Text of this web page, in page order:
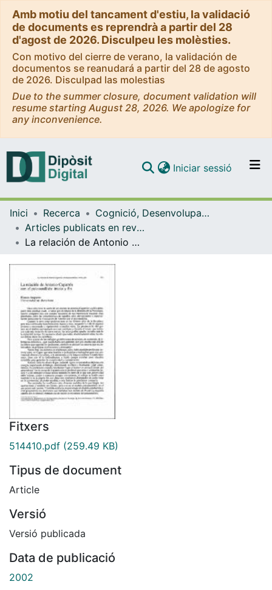
Amb motiu del tancament d'estiu, la validació
de documents es reprendrà a partir del 28
d'agost de 2026. Disculpeu les molèsties.
Con motivo del cierre de verano, la validación de
documentos se reanudará a partir del 28 de agosto
de 2026. Disculpad las molestias
Due to the summer closure, document validation will
resume starting August 28, 2026. We apologize for
any inconvenience.
Navega per tot el DD
Iniciar sessió (current)
Inici Recerca
Cognició, Desenvolupament i Psicologia de l'Educació
Articles publicats en revistes (Cognició, Desenvolupament i Psicologia de l'Educació)
La relación de Antonio Caparrós con el psicoanálisis: principio y fin
Fitxers
514410.pdf (259.49 KB)
Tipus de document
Article
Versió
Versió publicada
Data de publicació
2002